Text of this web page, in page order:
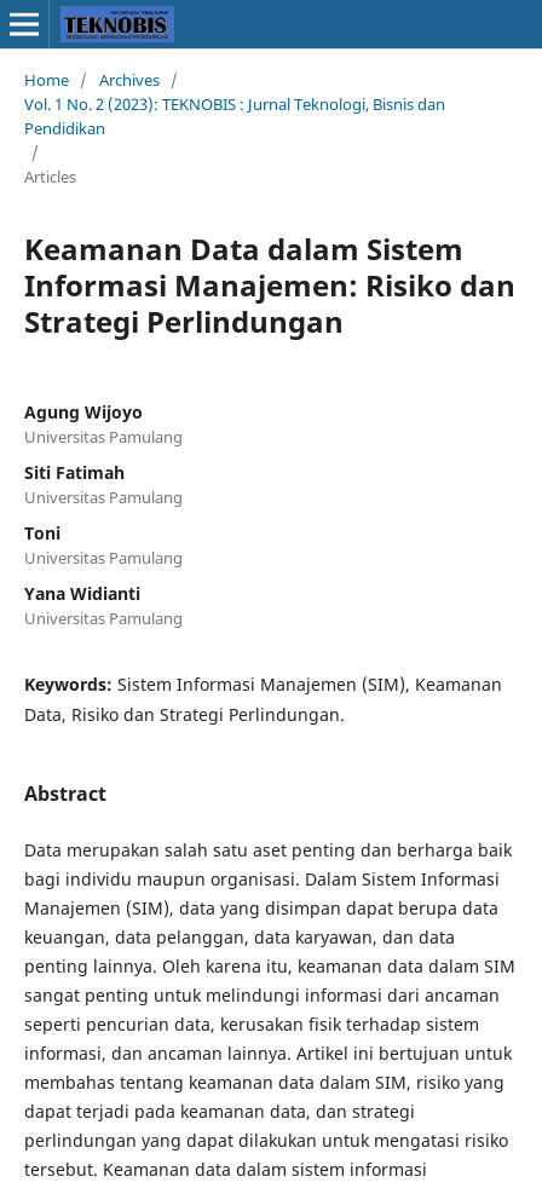
Home / Archives /
Vol. 1 No. 2 (2023): TEKNOBIS : Jurnal Teknologi, Bisnis dan
Pendidikan
/
Articles
Keamanan Data dalam Sistem
Informasi Manajemen: Risiko dan
Strategi Perlindungan
Agung Wijoyo
Universitas Pamulang
Siti Fatimah
Universitas Pamulang
Toni
Universitas Pamulang
Yana Widianti
Universitas Pamulang
Keywords: Sistem Informasi Manajemen (SIM), Keamanan
Data, Risiko dan Strategi Perlindungan.
Abstract
Data merupakan salah satu aset penting dan berharga baik
bagi individu maupun organisasi. Dalam Sistem Informasi
Manajemen (SIM), data yang disimpan dapat berupa data
keuangan, data pelanggan, data karyawan, dan data
penting lainnya. Oleh karena itu, keamanan data dalam SIM
sangat penting untuk melindungi informasi dari ancaman
seperti pencurian data, kerusakan fisik terhadap sistem
informasi, dan ancaman lainnya. Artikel ini bertujuan untuk
membahas tentang keamanan data dalam SIM, risiko yang
dapat terjadi pada keamanan data, dan strategi
perlindungan yang dapat dilakukan untuk mengatasi risiko
tersebut. Keamanan data dalam sistem informasi